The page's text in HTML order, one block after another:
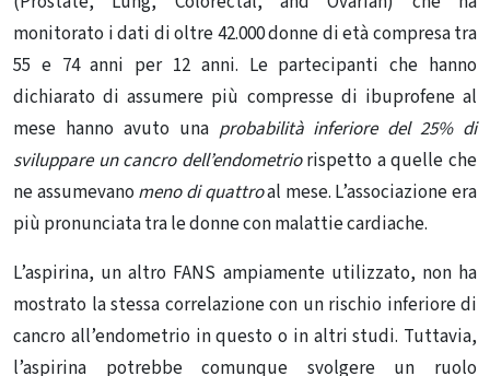
monitorato i dati di oltre 42.000 donne di età compresa tra
55 e 74 anni per 12 anni. Le partecipanti che hanno
dichiarato di assumere più compresse di ibuprofene al
mese hanno avuto una probabilità inferiore del 25% di
sviluppare un cancro dell’endometriorispetto a quelle che
ne assumevano meno di quattroal mese. L’associazione era
più pronunciata tra le donne con malattie cardiache.
L’aspirina, un altro FANS ampiamente utilizzato, non ha
mostrato la stessa correlazione con un rischio inferiore di
cancro all’endometrio in questo o in altri studi. Tuttavia,
l’aspirina potrebbe comunque svolgere un ruolo